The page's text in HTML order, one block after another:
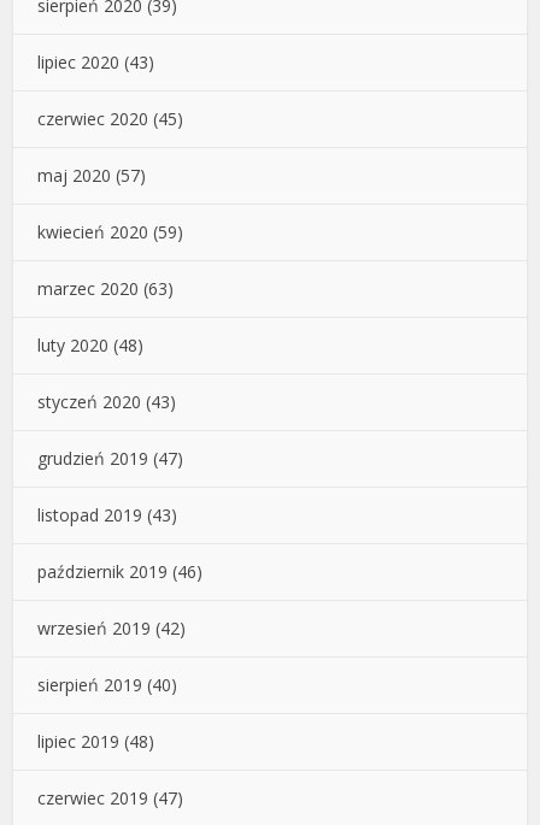
sierpień 2020 (39)
lipiec 2020 (43)
czerwiec 2020 (45)
maj 2020 (57)
kwiecień 2020 (59)
marzec 2020 (63)
luty 2020 (48)
styczeń 2020 (43)
grudzień 2019 (47)
listopad 2019 (43)
październik 2019 (46)
wrzesień 2019 (42)
sierpień 2019 (40)
lipiec 2019 (48)
czerwiec 2019 (47)